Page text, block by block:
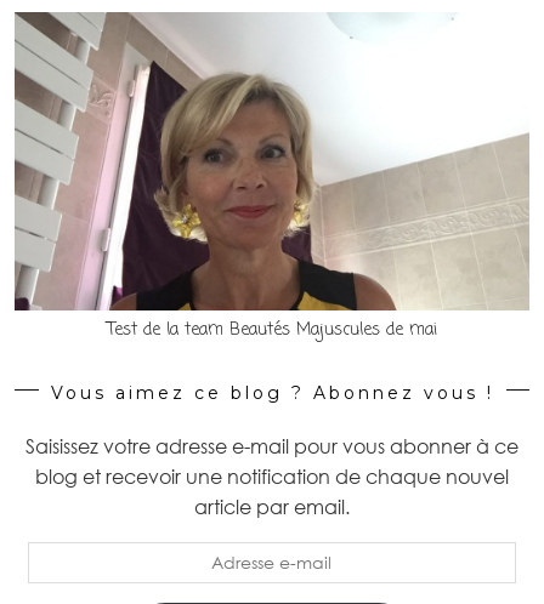
Test de la team Beautés Majuscules de mai
Vous aimez ce blog ? Abonnez vous !
Saisissez votre adresse e-mail pour vous abonner à ce
blog et recevoir une notification de chaque nouvel
article par email.
e-